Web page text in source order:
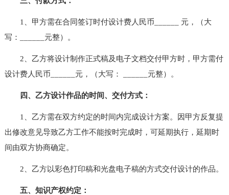
1、甲方需在合同签订时付设计费人民币______ 元，（大
写：______元整）。
2、乙方将设计制作正式稿及电子文档交付甲方时，甲方需付
设计费人民币______元，（大写： ______元整）。
四、乙方设计作品的时间、交付方式：
1、乙方需在双方约定的时间内完成设计方案。因甲方反复提
出修改意见导致乙方工作不能按时完成时，可延期执行，延期时
间由双方协商确定。
2、乙方以彩色打印稿和光盘电子稿的方式交付设计的作品。
五、知识产权约定：